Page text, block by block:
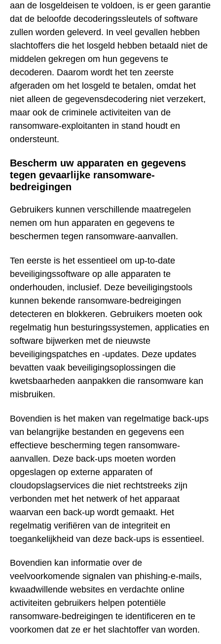
aan de losgeldeisen te voldoen, is er geen garantie
dat de beloofde decoderingssleutels of software
zullen worden geleverd. In veel gevallen hebben
slachtoffers die het losgeld hebben betaald niet de
middelen gekregen om hun gegevens te
decoderen. Daarom wordt het ten zeerste
afgeraden om het losgeld te betalen, omdat het
niet alleen de gegevensdecodering niet verzekert,
maar ook de criminele activiteiten van de
ransomware-exploitanten in stand houdt en
ondersteunt.
Bescherm uw apparaten en gegevens
tegen gevaarlijke ransomware-
bedreigingen
Gebruikers kunnen verschillende maatregelen
nemen om hun apparaten en gegevens te
beschermen tegen ransomware-aanvallen.
Ten eerste is het essentieel om up-to-date
beveiligingssoftware op alle apparaten te
onderhouden, inclusief. Deze beveiligingstools
kunnen bekende ransomware-bedreigingen
detecteren en blokkeren. Gebruikers moeten ook
regelmatig hun besturingssystemen, applicaties en
software bijwerken met de nieuwste
beveiligingspatches en -updates. Deze updates
bevatten vaak beveiligingsoplossingen die
kwetsbaarheden aanpakken die ransomware kan
misbruiken.
Bovendien is het maken van regelmatige back-ups
van belangrijke bestanden en gegevens een
effectieve bescherming tegen ransomware-
aanvallen. Deze back-ups moeten worden
opgeslagen op externe apparaten of
cloudopslagservices die niet rechtstreeks zijn
verbonden met het netwerk of het apparaat
waarvan een back-up wordt gemaakt. Het
regelmatig verifiëren van de integriteit en
toegankelijkheid van deze back-ups is essentieel.
Bovendien kan informatie over de
veelvoorkomende signalen van phishing-e-mails,
kwaadwillende websites en verdachte online
activiteiten gebruikers helpen potentiële
ransomware-bedreigingen te identificeren en te
voorkomen dat ze er het slachtoffer van worden.